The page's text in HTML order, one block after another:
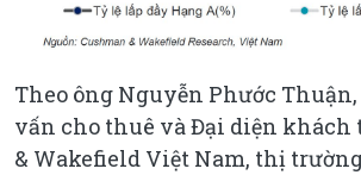
Theo ông Nguyễn Phước
vấn cho thuê và Đại diện khách
& Wakefield Việt Nam, thị